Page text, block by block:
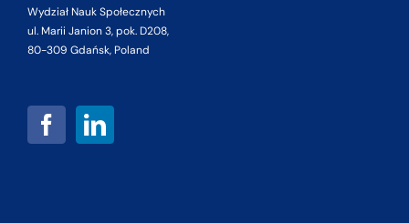
Wydział Nauk Społecznych
ul. Marii Janion 3, pok. D208,
80-309 Gdańsk, Poland